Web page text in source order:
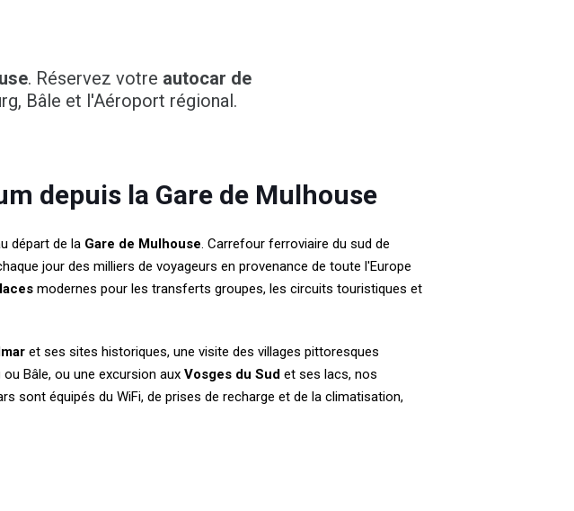
. Réservez votre autocar de
Bâle et l'Aéroport régional.
depuis la Gare de Mulhouse
départ de la Gare de Mulhouse. Carrefour ferroviaire du sud de
jour des milliers de voyageurs en provenance de toute l'Europe
modernes pour les transferts groupes, les circuits touristiques et
et ses sites historiques, une visite des villages pittoresques
ou Bâle, ou une excursion auxVosges du Sud et ses lacs, nos
sont équipés du WiFi, de prises de recharge et de la climatisation,